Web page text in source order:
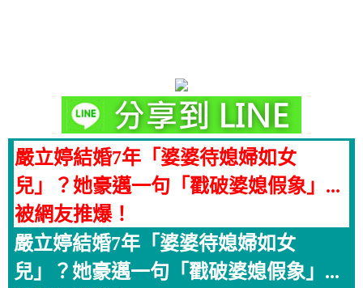
嚴立婷結婚7年「婆婆待媳婦如女
兒」？她豪邁一句「戳破婆媳假象」...
被網友推爆！
嚴立婷結婚7年「婆婆待媳婦如女
兒」？她豪邁一句「戳破婆媳假象」...